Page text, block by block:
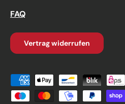
FAQ
Vertrag widerrufen
Zahlungsmethoden